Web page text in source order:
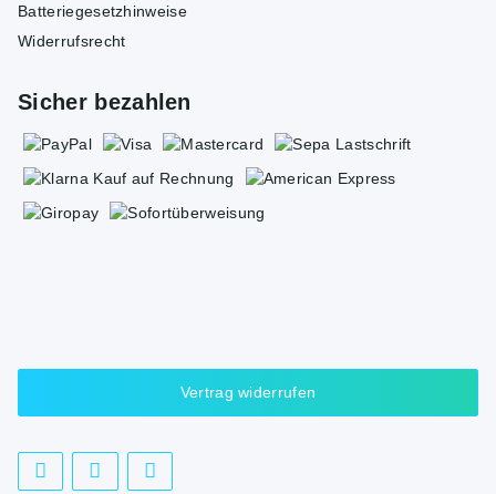
Batteriegesetzhinweise
Widerrufsrecht
Sicher bezahlen
Vertrag widerrufen